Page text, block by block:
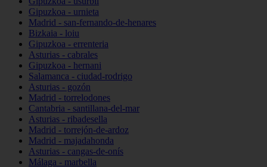
Gipuzkoa - urnieta
Madrid - san-fernando-de-henares
Bizkaia - loiu
Gipuzkoa - errenteria
Asturias - cabrales
Gipuzkoa - hernani
Salamanca - ciudad-rodrigo
Asturias - gozón
Madrid - torrelodones
Cantabria - santillana-del-mar
Asturias - ribadesella
Madrid - torrejón-de-ardoz
Madrid - majadahonda
Asturias - cangas-de-onís
Málaga - marbella